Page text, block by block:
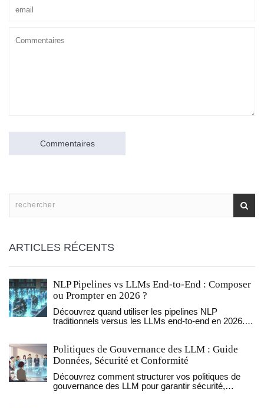
Commentaires
ARTICLES RÉCENTS
NLP Pipelines vs LLMs End-to-End : Composer
ou Prompter en 2026 ?
Découvrez quand utiliser les pipelines NLP
traditionnels versus les LLMs end-to-end en 2026.
robustes.
Politiques de Gouvernance des LLM : Guide
Données, Sécurité et Conformité
Découvrez comment structurer vos politiques de
gouvernance des LLM pour garantir sécurité,